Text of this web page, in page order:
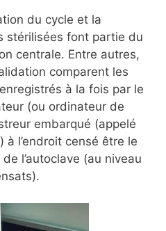
du cycle et la
stérilisées font partie du
centrale. Entre autres,
comparent les
à la fois par le
(ou ordinateur de
embarqué (appelé
l’endroit censé être le
l’autoclave (au niveau